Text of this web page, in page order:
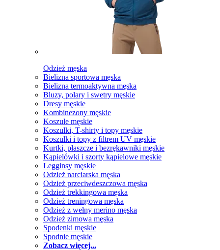
Odzież męska
Bielizna sportowa męska
Bielizna termoaktywna męska
Bluzy, polary i swetry męskie
Dresy męskie
Kombinezony męskie
Koszule męskie
Koszulki, T-shirty i topy męskie
Koszulki i topy z filtrem UV męskie
Kurtki, płaszcze i bezrękawniki męskie
Kąpielówki i szorty kąpielowe męskie
Legginsy męskie
Odzież narciarska męska
Odzież przeciwdeszczowa męska
Odzież trekkingowa męska
Odzież treningowa męska
Odzież z wełny merino męska
Odzież zimowa męska
Spodenki męskie
Spodnie męskie
Zobacz więcej...